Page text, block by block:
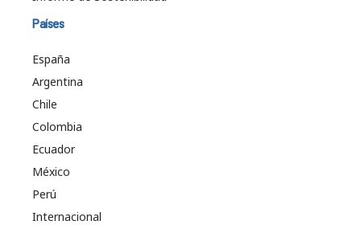
Países
España
Argentina
Chile
Colombia
Ecuador
México
Perú
Internacional